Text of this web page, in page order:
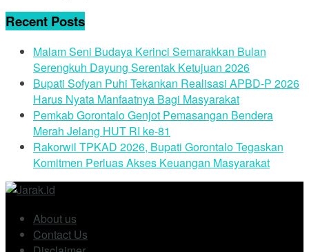
Recent Posts
Malam Seni Budaya Kerinci Semarakkan Bulan
Serengkuh Dayung Serentak Ketujuan 2026
Bupati Sofyan Puhi Tekankan Realisasi APBD-P 2026
Harus Nyata Manfaatnya Bagi Masyarakat
Pemkab Gorontalo Genjot Pemasangan Bendera
Merah Jelang HUT RI ke-81
Rakorwil TPKAD 2026, Bupati Gorontalo Tegaskan
Komitmen Perluas Akses Keuangan Masyarakat
About us
Contact Us